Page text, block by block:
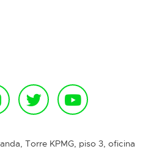
Torre KPMG, piso 3, oficina